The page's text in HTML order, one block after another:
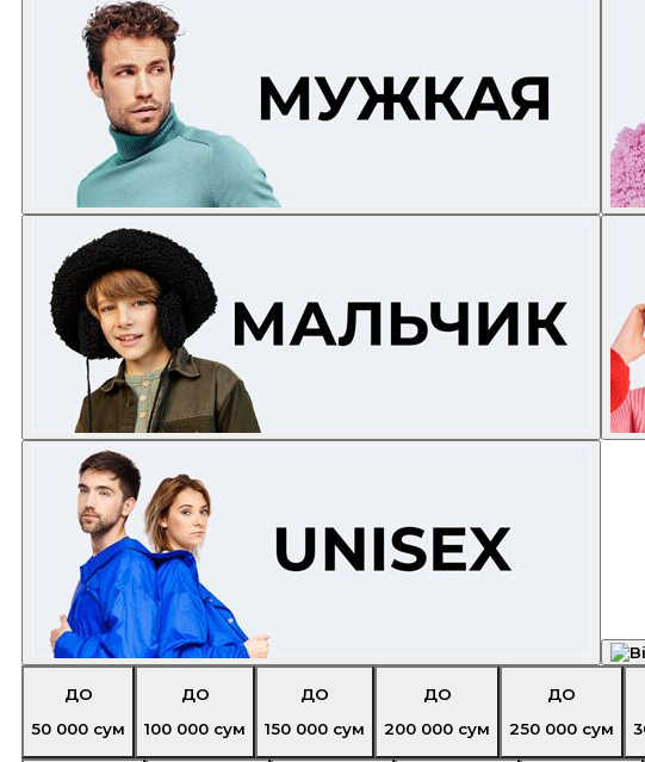
ДО
50 000 сум
ДО
100 000 сум
ДО
150 000 сум
ДО
200 000 сум
ДО
250 000 сум